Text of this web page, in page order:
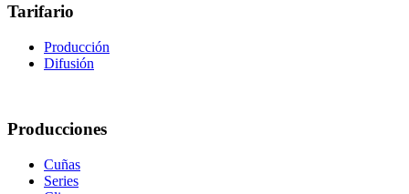
Tarifario
Producción
Difusión
Producciones
Cuñas
Series